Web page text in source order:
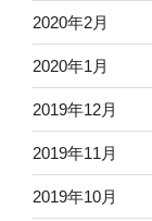
2020年2月
2020年1月
2019年12月
2019年11月
2019年10月